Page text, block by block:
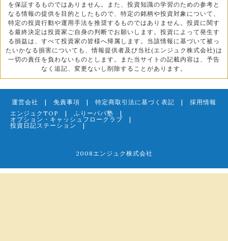
を保証するものではありません。また、投資知識の学習のための参考と
なる情報の提供を目的としたもので、特定の銘柄や投資対象について、
特定の投資行動や運用手法を推奨するものではありません。投資に関す
る最終決定は投資家ご自身の判断でお願いします。投資によって発生す
る損益は、すべて投資家の皆様へ帰属します。当該情報に基づいて被っ
たいかなる損害についても、情報提供者及び当社(エンジュク株式会社)は
一切の責任を負わないものとします。また当サイトの記載内容は、予告
なく追記、変更ないし削除することがあります。
運営会社 | 免責事項 | 特定商取引法に基づく表記 | 採用情報
エンジュクTOP
| ふりーパパ塾 |
オプション・キャッシュフロークラブ |
投資日記ステーション
|
2008エンジュク株式会社